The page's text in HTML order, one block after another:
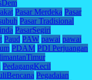
Pasar Merdeka Pasar
Pasar Tradisional
PasarSegiri
Paud PAW pawai pawai
PDAM PDI Perjuangan
PedagangKecil
Pegadaian